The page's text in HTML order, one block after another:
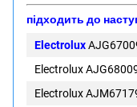
підходить до
Electrolux
Electrolux
Electrolux